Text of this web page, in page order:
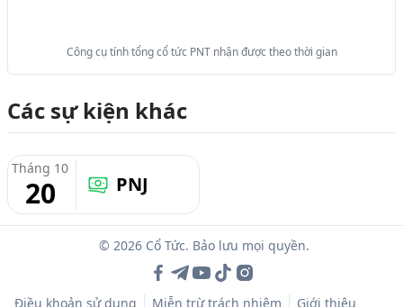
Công cụ tính tổng cổ tức PNT nhận được theo thời gian
Các sự kiện khác
Tháng 10
20 PNJ
© 2026 Cổ Tức. Bảo lưu mọi quyền.
Điều khoản sử dụng Miễn trừ trách nhiệm Giới thiệu